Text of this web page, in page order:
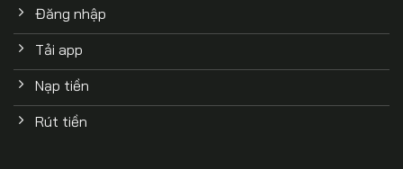
Đăng nhập
Tải app
Nạp tiền
Rút tiền